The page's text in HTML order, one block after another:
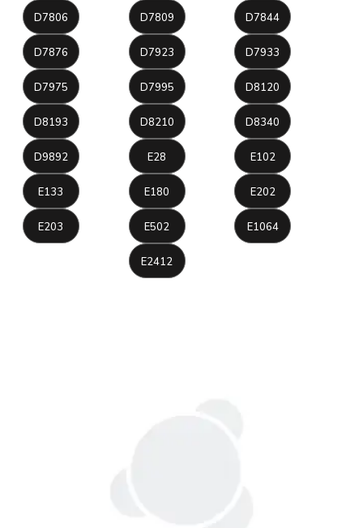
D7806 D7809 D7844
D7876 D7923 D7933
D7975 D7995 D8120
D8193 D8210 D8340
D9892 E28 E102
E133 E180 E202
E203 E502 E1064
E2412